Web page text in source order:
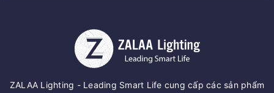
ZALAA Lighting - Leading Smart Life cung cấp các sản phẩm